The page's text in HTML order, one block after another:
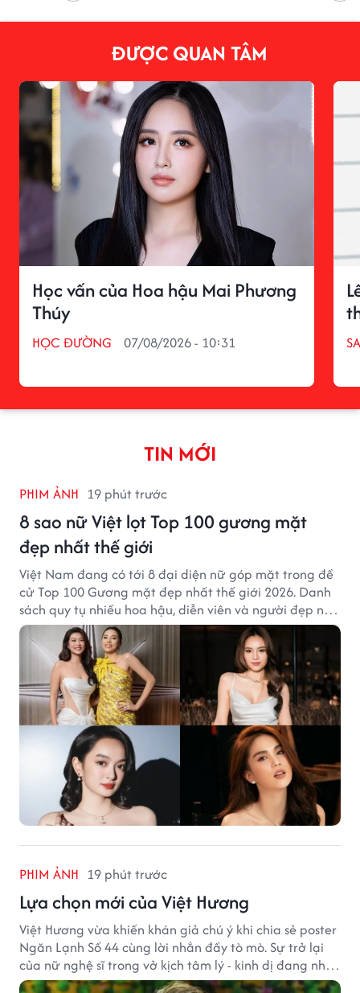
ĐƯỢC QUAN TÂM
Học vấn của Hoa hậu Mai Phương
Thúy
HỌC ĐƯỜNG 07/08/2026 - 10:31
TIN MỚI
PHIM ẢNH 19 phút trước
8 sao nữ Việt lọt Top 100 gương mặt
đẹp nhất thế giới
Việt Nam đang có tới 8 đại diện nữ góp mặt trong đề
cử Top 100 Gương mặt đẹp nhất thế giới 2026. Danh
sách quy tụ nhiều hoa hậu, diễn viên và người đẹp nổi
tiếng của showbiz Việt.
PHIM ẢNH 19 phút trước
Lựa chọn mới của Việt Hương
Việt Hương vừa khiến khán giả chú ý khi chia sẻ poster
Ngăn Lạnh Số 44 cùng lời nhắn đầy tò mò. Sự trở lại
của nữ nghệ sĩ trong vở kịch tâm lý - kinh dị đang nhận
được nhiều quan tâm từ công chúng.